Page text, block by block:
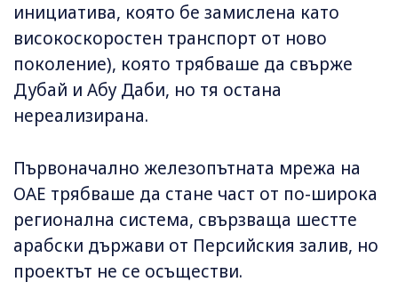
инициатива, която бе замислена като
високоскоростен транспорт от ново
поколение), която трябваше да свърже
Дубай и Абу Даби, но тя остана
нереализирана.
Първоначално железопътната мрежа на
ОАЕ трябваше да стане част от по-широка
регионална система, свързваща шестте
арабски държави от Персийския залив, но
проектът не се осъществи.